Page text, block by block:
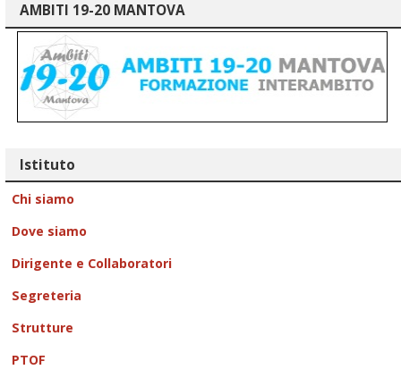
AMBITI 19-20 MANTOVA
Istituto
Chi siamo
Dove siamo
Dirigente e Collaboratori
Segreteria
Strutture
PTOF